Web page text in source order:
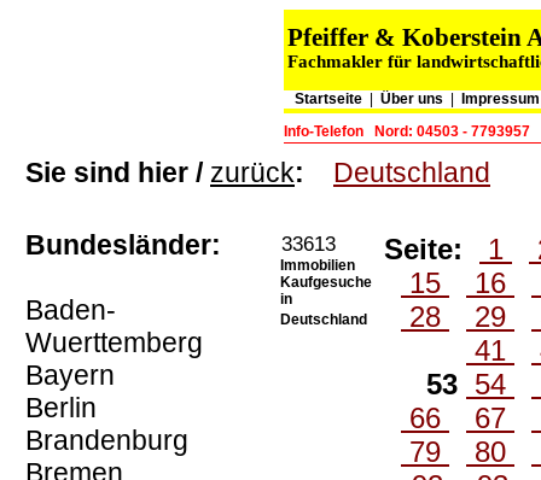
Pfeiffer & Koberstein
Fachmakler für
Startseite| Über uns
Info-Telefon
Nord: 04503 - 7793957
Sie sind hier / zurück: Deutschland
Bundesländer:
Baden-
Wuerttemberg
Bayern
Berlin
Brandenburg
Bremen
33613
Immobilien
Kaufgesuche
in
Deutschland
Seite: 1
15
16
28
29
41
53 54
66
67
79
80